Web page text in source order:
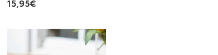
15,95€